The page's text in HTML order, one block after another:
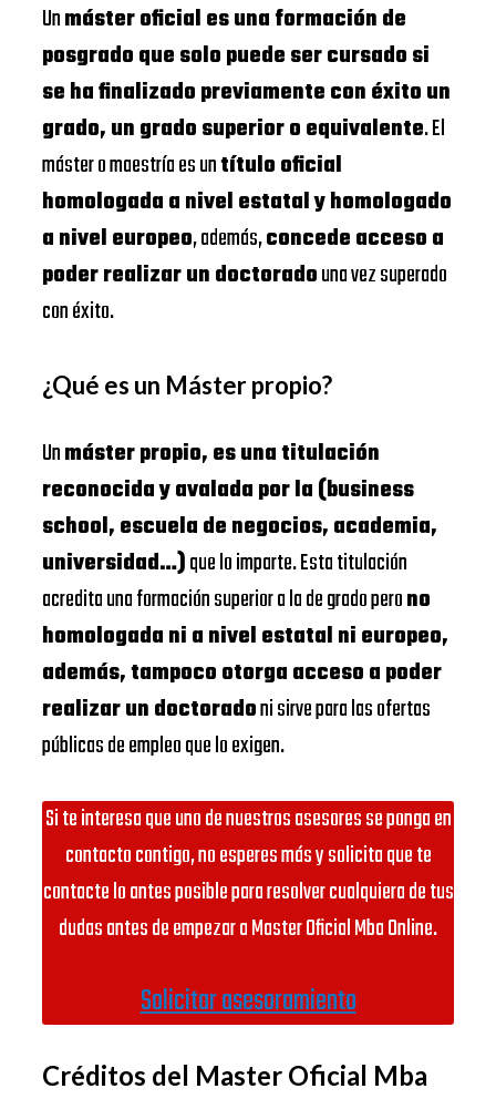
Unmáster oficial es una formación de
posgrado que solo puede ser cursado si
se ha finalizado previamente con éxito un
grado, un grado superior o equivalente. El
máster o maestría es untítulo oficial
homologada a nivel estatal y homologado
a nivel europeo, además,concede acceso a
poder realizar un doctoradouna vez superado
con éxito.
¿Qué es un Máster propio?
Unmáster propio, es una titulación
reconocida y avalada por la (business
school, escuela de negocios, academia,
universidad…)que lo imparte. Esta titulación
acredita una formación superior a la de grado perono
homologada ni a nivel estatal ni europeo,
además, tampoco otorga acceso a poder
realizar un doctoradoni sirve para las ofertas
públicas de empleo que lo exigen.
Si te interesa que uno de nuestros asesores se ponga en
contacto contigo, no esperes más y solicita que te
contacte lo antes posible para resolver cualquiera de tus
dudas antes de empezar a Master Oficial Mba Online.
Solicitar asesoramiento
Créditos del Master Oficial Mba